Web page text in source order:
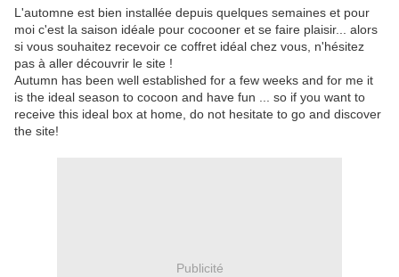
L'automne est bien installée depuis quelques semaines et pour
moi c'est la saison idéale pour cocooner et se faire plaisir... alors
si vous souhaitez recevoir ce coffret idéal chez vous, n'hésitez
pas à aller découvrir le site !
Autumn has been well established for a few weeks and for me it
is the ideal season to cocoon and have fun ... so if you want to
receive this ideal box at home, do not hesitate to go and discover
the site!
Publicité